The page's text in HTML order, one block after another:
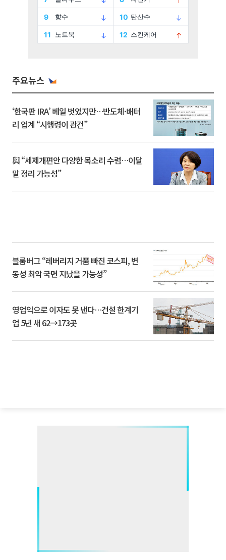
주요뉴스
‘한국판 IRA’ 베일 벗었지만…반도체·배터
리 업계 “시행령이 관건”
與 “세제개편안 다양한 목소리 수렴…이달
말 정리 가능성”
블룸버그 “레버리지 거품 빠진 코스피, 변
동성 최악 국면 지났을 가능성”
영업익으로 이자도 못 낸다…건설 한계기
업 5년 새 62→173곳